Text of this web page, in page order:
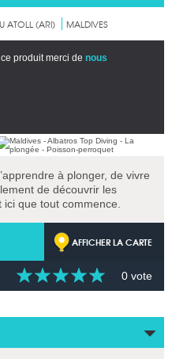
ATOLL (ARI) MALDIVES
produit merci de nous
à plonger, de vivre
de découvrir les
ici que tout commence.
AFFICHER LA CARTE
0 vote